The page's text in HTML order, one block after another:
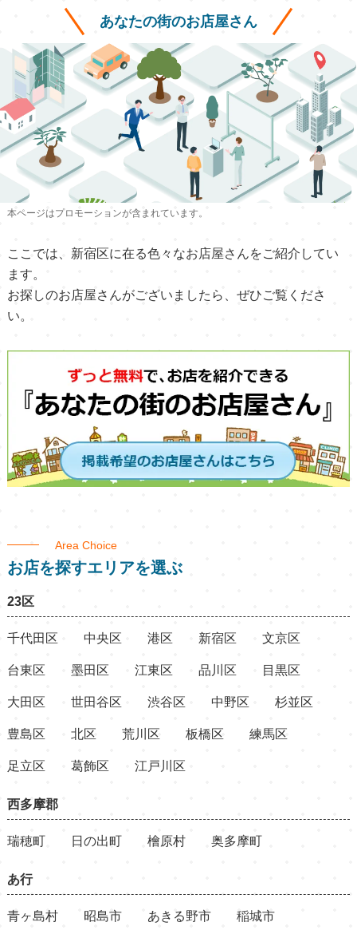
あなたの街のお店屋さん
本ページはプロモーションが含まれています。
ここでは、新宿区に在る色々なお店屋さんをご紹介してい
ます。
お探しのお店屋さんがございましたら、ぜひご覧くださ
い。
Area Choice
お店を探すエリアを選ぶ
23区
千代田区 中央区 港区 新宿区 文京区
台東区 墨田区 江東区 品川区 目黒区
大田区 世田谷区 渋谷区 中野区 杉並区
豊島区 北区 荒川区 板橋区 練馬区
足立区 葛飾区 江戸川区
西多摩郡
瑞穂町 日の出町 檜原村 奥多摩町
あ行
青ヶ島村 昭島市 あきる野市 稲城市